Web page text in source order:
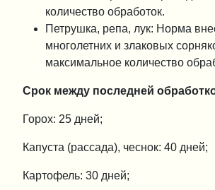
количество обработок.
Петрушка, репа, лук: Норма
многолетних и злаковых
максимальное количество
Срок между последней
Горох: 25 дней;
Капуста (рассада), чеснок: 40 дней;
Картофель: 30 дней;